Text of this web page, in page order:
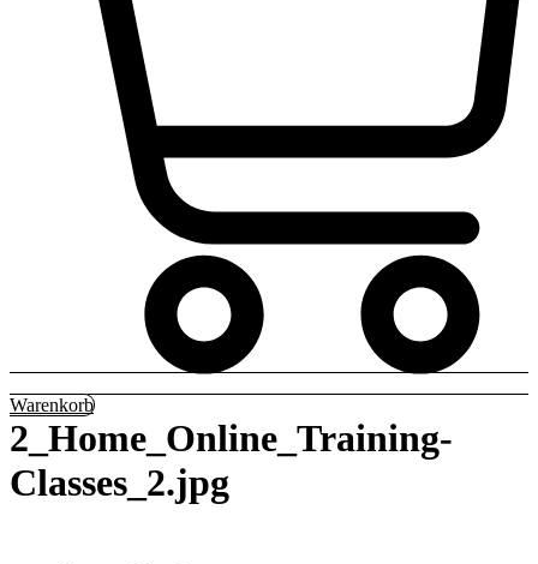
Warenkorb
2_Home_Online_Training-
Classes_2.jpg